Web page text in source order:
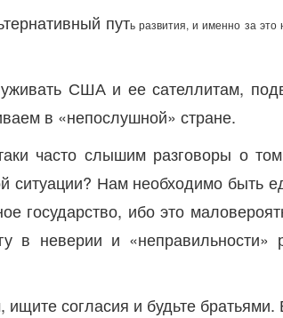
путь развития, и именно за
США и ее сателлитам,
в «непослушной» стране.
часто слышим разговоры о
ситуации? Нам необходимо быть
государство, ибо это
неверии и «неправильности»
ищите согласия и будьте